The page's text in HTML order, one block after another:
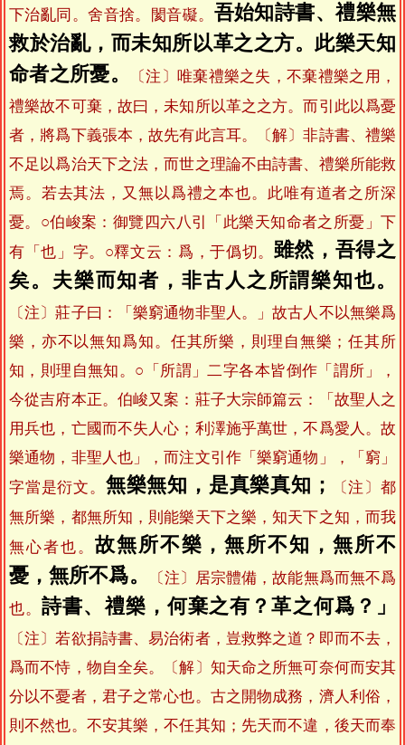
下治亂同。舍音捨。閡音礙。 吾始知詩書、禮樂無
救於治亂，而未知所以革之之方。此樂天知
命者之所憂。
〔注〕唯棄禮樂之失，不棄禮樂之用，
禮樂故不可棄，故曰，未知所以革之之方。而引此以爲憂
者，將爲下義張本，故先有此言耳。〔解〕非詩書、禮樂
不足以爲治天下之法，而世之理論不由詩書、禮樂所能救
焉。若去其法，又無以爲禮之本也。此唯有道者之所深
憂。○伯峻案：御覽四六八引「此樂天知命者之所憂」下
有「也」字。○釋文云：爲，于僞切。 雖然，吾得之
矣。夫樂而知者，非古人之所謂樂知也。
〔注〕莊子曰：「樂窮通物非聖人。」故古人不以無樂爲
樂，亦不以無知爲知。任其所樂，則理自無樂；任其所
知，則理自無知。○「所謂」二字各本皆倒作「謂所」，
今從吉府本正。伯峻又案：莊子大宗師篇云：「故聖人之
用兵也，亡國而不失人心；利澤施乎萬世，不爲愛人。故
樂通物，非聖人也」，而注文引作「樂窮通物」，「窮」
字當是衍文。 無樂無知，是真樂真知；
〔注〕都
無所樂，都無所知，則能樂天下之樂，知天下之知，而我
無心者也。 故無所不樂，無所不知，無所不
憂，無所不爲。
〔注〕居宗體備，故能無爲而無不爲
也。詩書、禮樂，何棄之有？革之何爲？」
〔注〕若欲捐詩書、易治術者，豈救弊之道？即而不去，
爲而不恃，物自全矣。〔解〕知天命之所無可奈何而安其
分以不憂者，君子之常心也。古之開物成務，濟人利俗，
則不然也。不安其樂，不任其知；先天而不違，後天而奉